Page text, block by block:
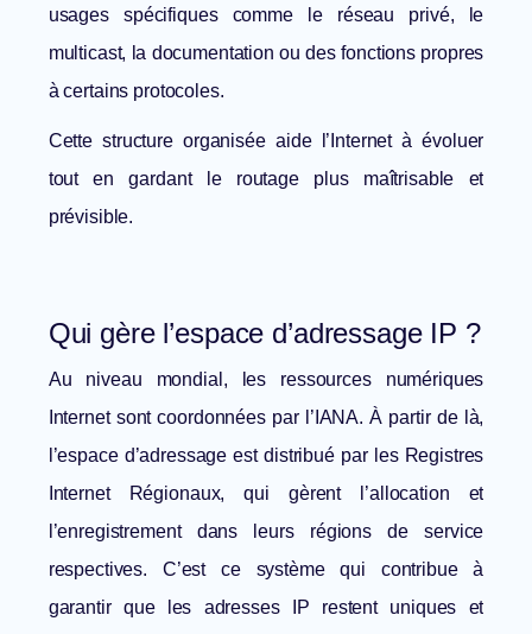
usages spécifiques comme le réseau privé, le
multicast, la documentation ou des fonctions propres
à certains protocoles.
Cette structure organisée aide l’Internet à évoluer
tout en gardant le routage plus maîtrisable et
prévisible.
Qui gère l’espace d’adressage IP ?
Au niveau mondial, les ressources numériques
Internet sont coordonnées par l’IANA. À partir de là,
l’espace d’adressage est distribué par les Registres
Internet Régionaux, qui gèrent l’allocation et
l’enregistrement dans leurs régions de service
respectives. C’est ce système qui contribue à
garantir que les adresses IP restent uniques et